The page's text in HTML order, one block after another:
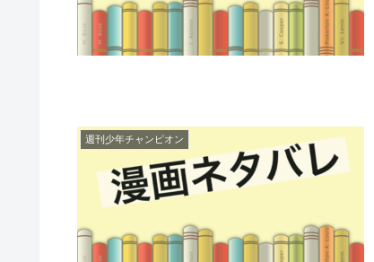
週刊少年チャンピオン